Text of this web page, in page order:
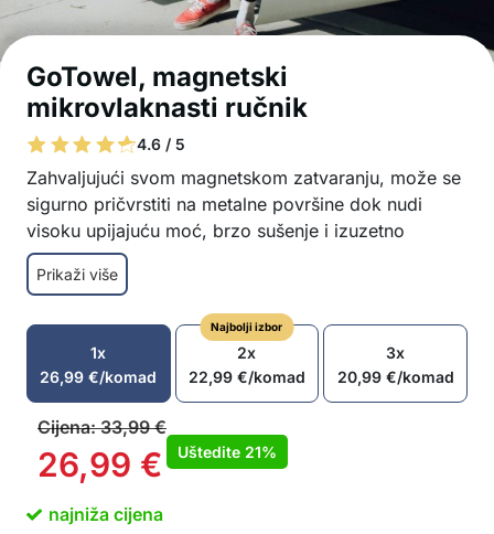
GoTowel, magnetski
mikrovlaknasti ručnik
4.6 / 5
Zahvaljujući svom magnetskom zatvaranju, može se
sigurno pričvrstiti na metalne površine dok nudi
visoku upijajuću moć, brzo sušenje i izuzetno
kompaktan dizajn.
Pametno magnetsko zatvaranje koje omogućuje
sigurno pričvršćivanje na metalne površine –
bez rizika od klizanja
Izrađen od visokokvalitetnih mikrovlakana koja
pružaju izvrsnu upijajuću moć i brzo sušenje
Velik, ali sklopiv, što znači više površine za
brisanje i lako prenošenje
Idealno za plažu, kampiranje, planinarenje,
Lagan i kompaktan, tako da ne zauzima puno
Prikaži više
1x
26,99€/komad
Najbolji izbor
2x
22,99 €/komad
3x
20,99 €/komad
Cijena:33,99€
26,99 € Uštedite 21%
najniža cijena